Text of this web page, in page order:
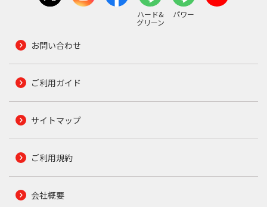
ハード&
グリーン
パワー
お問い合わせ
ご利用ガイド
サイトマップ
ご利用規約
会社概要